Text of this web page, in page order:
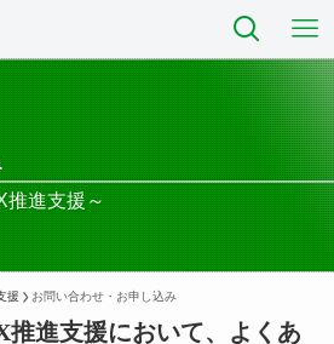
推進支援～
援 お問い合わせ・お申し込み
進支援において、よくあ